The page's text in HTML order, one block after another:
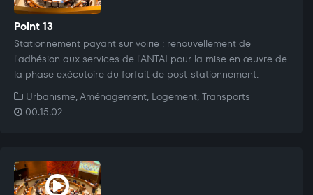
Point 13
Stationnement payant sur voirie : renouvellement de
l'adhésion aux services de l'ANTAI pour la mise en œuvre de
la phase exécutoire du forfait de post-stationnement.
Urbanisme, Aménagement, Logement, Transports
00:15:02